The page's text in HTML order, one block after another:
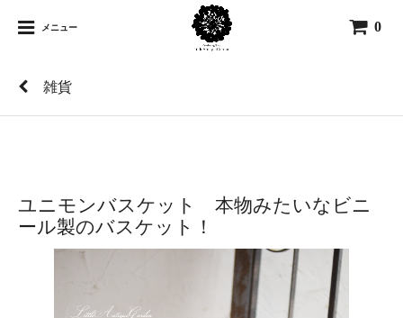
メニュー 0
雑貨
ユニモンバスケット 本物みたいなビニ
ール製のバスケット！